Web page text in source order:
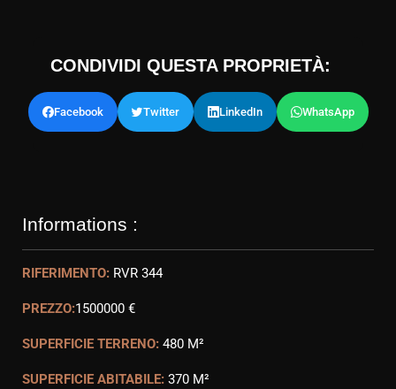
CONDIVIDI QUESTA PROPRIETÀ:
Facebook Twitter LinkedIn WhatsApp
Informations :
RIFERIMENTO: RVR 344
PREZZO:1500000 €
SUPERFICIE TERRENO: 480 M²
SUPERFICIE ABITABILE: 370 M²